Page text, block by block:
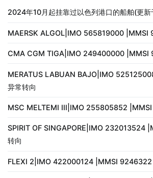
2024年10月起挂靠过以色列港口的船舶(更
MAERSK ALGOL|IMO 565819000 |MMSI
CMA CGM TIGA|IMO 249400000 |MMSI
MERATUS LABUAN BAJO|IMO
异常转向
MSC MELTEMI III|IMO 255805852
SPIRIT OF SINGAPORE|IMO 232013524
转向
FLEXI 2|IMO 422000124 |MMSI 9246322